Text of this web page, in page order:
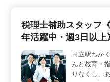
齢層が活躍しています。シ
活かしやすい環境です。
ゼロを目指し、事務所環境
税理士補助スタッフ
年活躍中・週3日以上
日立駅ちか
んと教育・
りなくし、